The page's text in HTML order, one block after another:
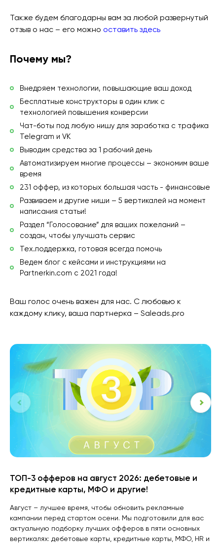
Также будем благодарны вам за любой развернутый
отзыв о нас – его можно оставить здесь
Почему мы?
Внедряем технологии, повышающие ваш доход
Бесплатные конструкторы в один клик с
технологией повышения конверсии
Чат-боты под любую нишу для заработка с трафика
Telegram и VK
Выводим средства за 1 рабочий день
Автоматизируем многие процессы – экономим ваше
время
231 оффер, из которых большая часть - финансовые
Развиваем и другие ниши – 5 вертикалей на момент
написания статьи!
Раздел “Голосование” для ваших пожеланий –
создан, чтобы улучшать сервис
Тех.поддержка, готовая всегда помочь
Ведем блог с кейсами и инструкциями на
Partnerkin.com с 2021 года!
Ваш голос очень важен для нас. С любовью к
каждому клику, ваша партнерка – Saleads.pro
ТОП-3 офферов на август 2026: дебетовые и
кредитные карты, МФО и другие!
Август – лучшее время, чтобы обновить рекламные
кампании перед стартом осени. Мы подготовили для вас
актуальную подборку лучших офферов в пяти основных
вертикалях: дебетовые карты, кредитные карты, МФО, HR и